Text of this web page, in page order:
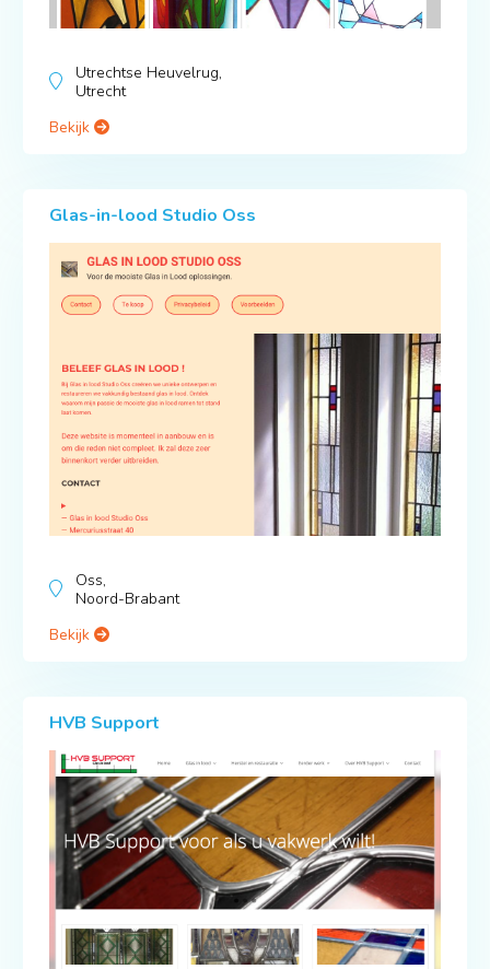
Utrechtse Heuvelrug,
Utrecht
Bekijk
Glas-in-lood Studio Oss
Oss,
Noord-Brabant
Bekijk
HVB Support